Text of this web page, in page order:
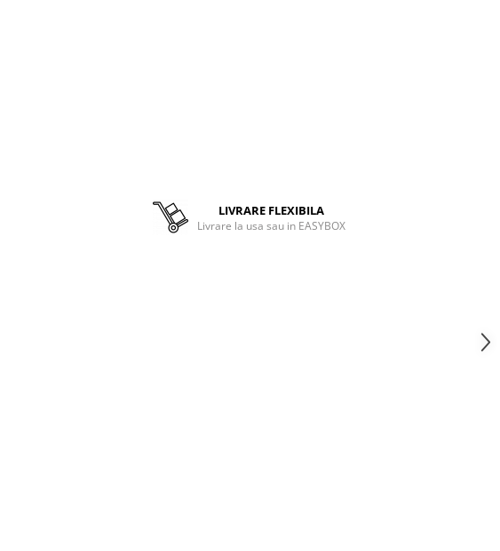
LIVRARE FLEXIBILA
Livrare la usa sau in EASYBOX